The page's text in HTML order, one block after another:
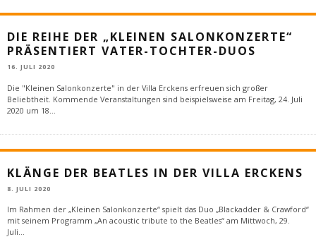
DIE REIHE DER „KLEINEN SALONKONZERTE“
PRÄSENTIERT VATER-TOCHTER-DUOS
16. JULI 2020
Die "Kleinen Salonkonzerte" in der Villa Erckens erfreuen sich großer
Beliebtheit. Kommende Veranstaltungen sind beispielsweise am Freitag, 24. Juli
2020 um 18
KLÄNGE DER BEATLES IN DER VILLA ERCKENS
8. JULI 2020
Im Rahmen der „Kleinen Salonkonzerte“ spielt das Duo „Blackadder & Crawford“
mit seinem Programm „An acoustic tribute to the Beatles“ am Mittwoch, 29.
Juli